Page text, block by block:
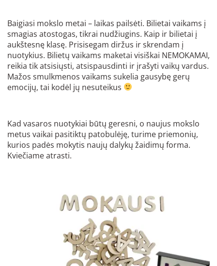
Baigiasi mokslo metai – laikas pailsėti. Bilietai vaikams į
smagias atostogas, tikrai nudžiugins. Kaip ir bilietai į
aukštesnę klasę. Prisisegam diržus ir skrendam į
nuotykius. Bilietų vaikams maketai visiškai NEMOKAMAI,
reikia tik atsisiųsti, atsispausdinti ir įrašyti vaikų vardus.
Mažos smulkmenos vaikams sukelia gausybę gerų
emocijų, tai kodėl jų nesuteikus
Kad vasaros nuotykiai būtų geresni, o naujus mokslo
metus vaikai pasitiktų patobulėję, turime priemonių,
kurios padės mokytis naujų dalykų žaidimų forma.
Kviečiame atrasti.